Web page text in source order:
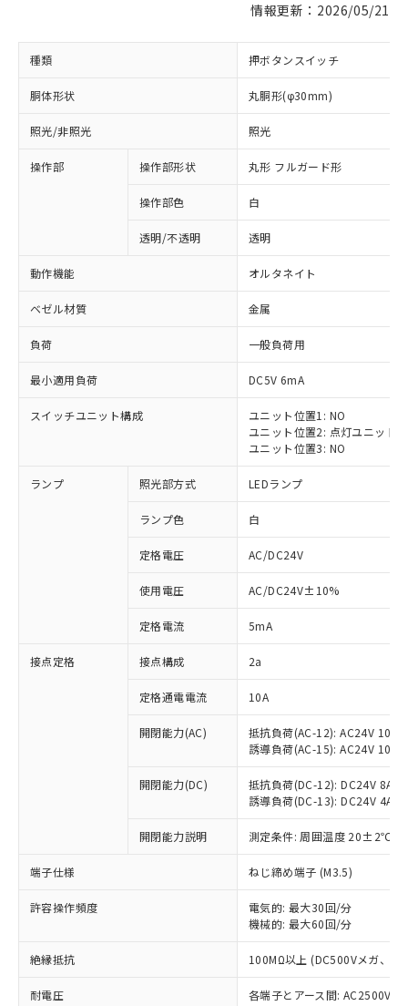
情報更新：2026/05/21
種類 押ボタンスイッチ
胴体形状 丸胴形(φ30mm)
照光/非照光 照光
操作部 操作部形状 丸形 フルガード形
操作部色 白
透明/不透明 透明
動作機能 オルタネイト
ベゼル材質 金属
負荷 一般負荷用
最小適用負荷 DC5V 6mA
スイッチユニット構成
ユニット位置1: NO
ユニット位置2: 点灯ユニット
ユニット位置3: NO
ランプ 照光部方式 LEDランプ
ランプ色 白
定格電圧 AC/DC24V
使用電圧 AC/DC24V±10%
定格電流 5mA
接点定格 接点構成 2a
定格通電電流 10A
開閉能力(AC)
抵抗負荷(AC-12): AC24V 10A/
誘導負荷(AC-15): AC24V
開閉能力(DC)
抵抗負荷(DC-12): DC24V 8A/
誘導負荷(DC-13): DC24V 4A/
開閉能力説明 測定条件: 周囲温度 20±2℃、
端子仕様 ねじ締め端子 (M3.5)
許容操作頻度
電気的: 最大30回/分
機械的: 最大60回/分
絶縁抵抗 100MΩ以上 (DC500Vメガ、点
耐電圧
各端子とアース間: AC2500V
ご利用条件
以下の条件をお読みいただき、同意のうえ
本サービスは、当社制御機器事業取扱
商品の当社在庫状況および標準価格
(税抜)を提供させていただくもので
当社制御機器事業取扱商品の中には、
本サービスの対象外となる商品もある
ことをご了承ください。
在庫状況および標準価格照会結果は、
記載している更新日時点での社内デー
タに基づき作成されるものであり、閲
覧された時点での実際の在庫および標
準価格とは異なる場合があることをご
対応済み：EU RoHS指令（10物質）の
非含有に対応した製品が提供可能な商品で
対応予定：EU RoHS指令（10物質）の非含
有に対応した製品に切り替える予定のある
対応予定なし：EU RoHS指令（10物質）の
非含有に非対応の商品で、対応品を出す予
調査・確認中：EU RoHS指令（10物質）の
非含有の対応状況を調査中または確認中の
非該当品：ライセンス料など無形物で、有
害物質有無と関係のない商品です。
仕入先様の事情により、非含有部品として
いたものが、含有品と判明した場合などや
むを得ず変更することがあります。
*EU RoHS指令（10物質）：
鉛(Pb) 1000ppm以下、 水銀(Hg) 1000ppm以下、 カド
六価クロム(Cr(Ⅵ)) 1000ppm以下、ポリ臭化ビフェニル
※1 中国RoHS○×表
「○」：最大均質材料含有率が中国RoHSの
基準値以下であることを示します。
「×」：最大均質材料含有率が中国RoHSの
基準値を超えていることを示します。
「－」：未確認です。当社販売部門へお問
*中国RoHS10物質の基準値 (GB/T26572)：
当社は、これら貴社製品のうち、外国
為替および外国貿易法に定める商品
（以下｢規制貨物等」という）を輸出
または国外への提供する場合は、日本
国政府の輸出許可(または役務取引許
可)を取得するなどの必要な手続きを